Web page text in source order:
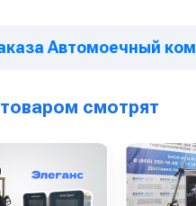
Автомоечный
смотрят